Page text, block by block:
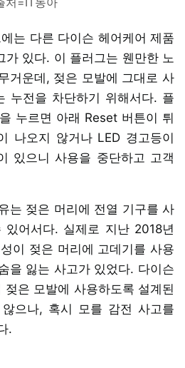
는 다른 다이슨 헤어케어 제품
가 있다. 이 플러그는 웬만한 노
거운데, 젖은 모발에 그대로 사
누전을 차단하기 위해서다. 플
누르면 아래 Reset 버튼이 튀
나오지 않거나 LED 경고등이
있으니 사용을 중단하고 고객
는 젖은 머리에 전열 기구를 사
어서다. 실제로 지난 2018년
이 젖은 머리에 고데기를 사용
을 잃는 사고가 있었다. 다이슨
젖은 모발에 사용하도록 설계된
으나, 혹시 모를 감전 사고를
.